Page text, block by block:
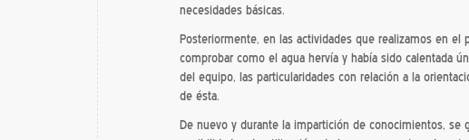
necesidades básicas.
Posteriormente, en las actividades que realizamos en
comprobar como el agua hervía y había sido calentada
del equipo, las particularidades con relación a la
de ésta.
De nuevo y durante la impartición de conocimientos,